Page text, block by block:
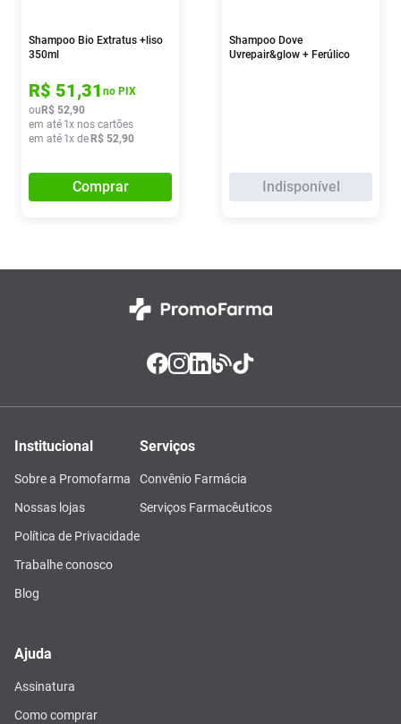
Shampoo Bio Extratus +liso
350ml
R$ 51,31 no PIX
ou R$ 52,90
em até 1x nos cartões
em até 1x de R$ 52,90
Comprar
Shampoo Dove
Uvrepair&glow + Ferúlico
Indisponível
Institucional
Sobre a Promofarma
Nossas lojas
Política de Privacidade
Trabalhe conosco
Blog
Serviços
Convênio Farmácia
Serviços Farmacêuticos
Ajuda
Assinatura
Como comprar